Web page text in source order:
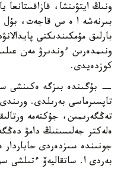
ونىڭ ايتۋىنشا،
بىرنەشە ا ە س قاجەت، بۇل
بارلىق مۇمكىندىكتى
ونىمدەرىن ءوندىرۋ مەن
كوزدەيدى.
− بۇگىندە بىزگە ەكىنشى
تاپسىرماسى بەرىلدى.
تەڭگەرىمىن، جۇكتەمە
ەلەكتر جەلىسىنىڭ دامۋ
جونىندە سىزدەردى
بەردى ا. ساتقاليەۆ ءتىلشى